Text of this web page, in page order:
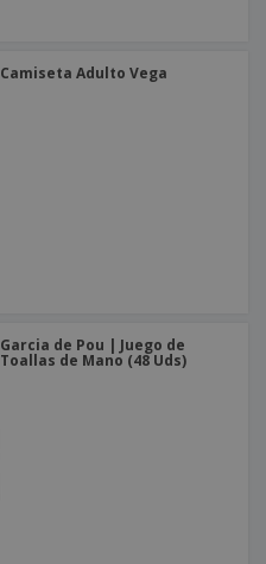
Camiseta Adulto Vega
Garcia de Pou | Juego de
Toallas de Mano (48 Uds)